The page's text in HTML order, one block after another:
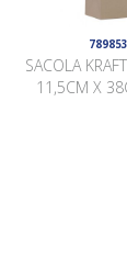
SACOLA
11,5CM X